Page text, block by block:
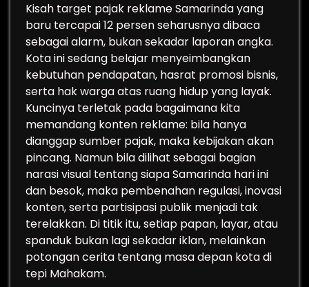
Kisah target pajak reklame Samarinda yang
baru tercapai 12 persen seharusnya dibaca
sebagai alarm, bukan sekadar laporan angka.
Kota ini sedang belajar menyeimbangkan
kebutuhan pendapatan, hasrat promosi bisnis,
serta hak warga atas ruang hidup yang layak.
Kuncinya terletak pada bagaimana kita
memandang konten reklame: bila hanya
dianggap sumber pajak, maka kebijakan akan
pincang. Namun bila dilihat sebagai bagian
narasi visual tentang siapa Samarinda hari ini
dan besok, maka pembenahan regulasi, inovasi
konten, serta partisipasi publik menjadi tak
terelakkan. Di titik itu, setiap papan, layar, atau
spanduk bukan lagi sekadar iklan, melainkan
potongan cerita tentang masa depan kota di
tepi Mahakam.